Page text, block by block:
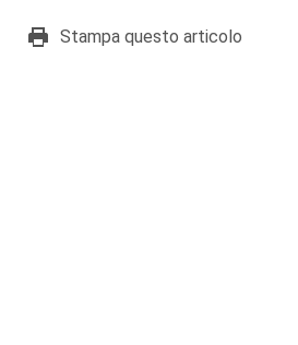
Stampa questo articolo